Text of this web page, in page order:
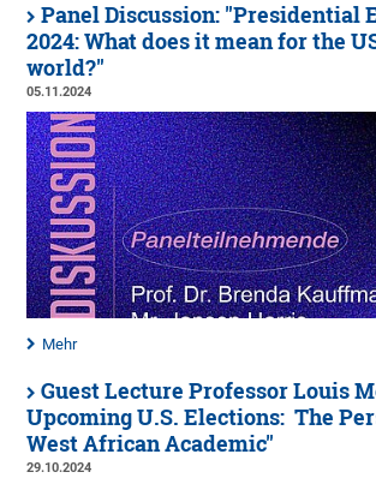
Panel Discussion: "Presidential
2024: What does it mean for the
world?"
05.11.2024
Mehr
Guest Lecture Professor Louis
Upcoming U.S. Elections: The
West African Academic"
29.10.2024